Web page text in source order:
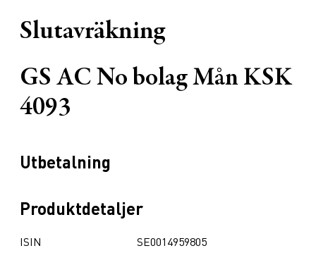
Slutavräkning
GS AC No bolag Mån KSK
4093
Utbetalning
Produktdetaljer
ISIN
SE0014959805